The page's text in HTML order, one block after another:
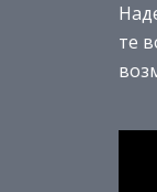
те